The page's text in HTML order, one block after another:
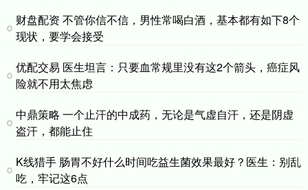
财盘配资 不管你信不信，男性常喝白酒，基本都有如下8个
现状，要学会接受
优配交易 医生坦言：只要血常规里没有这2个箭头，癌症风
险就不用太焦虑
中鼎策略 一个止汗的中成药，无论是气虚自汗，还是阴虚
盗汗，都能止住
K线猎手 肠胃不好什么时间吃益生菌效果最好？医生：别乱
吃，牢记这6点